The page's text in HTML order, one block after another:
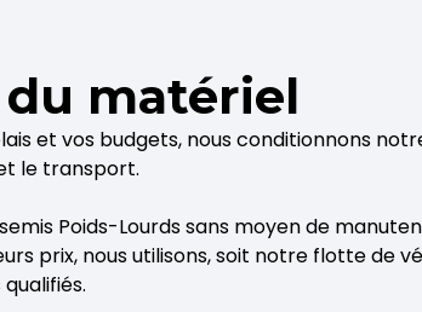
matériel
et vos budgets, nous conditionnons
le transport.
Poids-Lourds sans moyen de
prix, nous utilisons, soit notre flotte de